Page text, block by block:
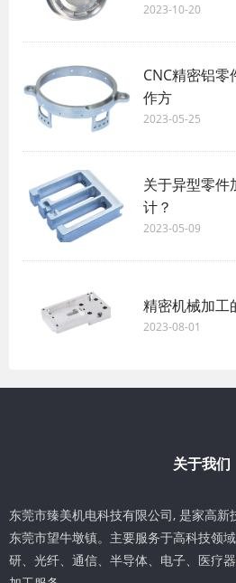
2023-10-20
CNC精密铝
作方
2023-05-25
关于异型零件
计？ ​
2023-05-09
精密机械加工
2023-08-01
关于我们
东莞市臻美机电科技有限公司, 是家高
东莞市望牛墩镇。主要服务于高科技领
研、光纤、通信、半导体、电子、医疗